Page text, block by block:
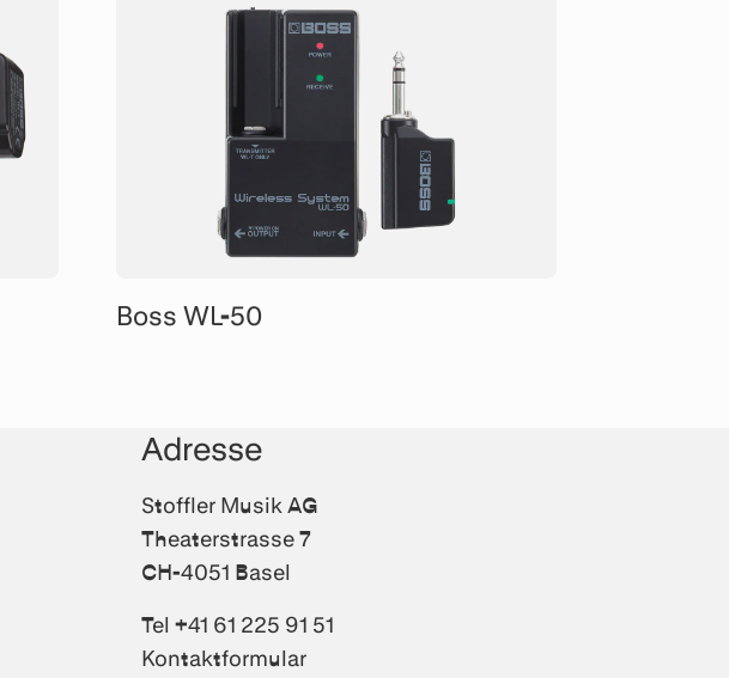
Boss WL-50
Adresse
Stoffler Musik AG
Theaterstrasse 7
CH-4051 Basel
Tel +41 61 225 91 51
Kontaktformular